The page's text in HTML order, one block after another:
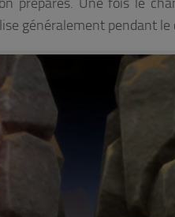
généralement pendant le